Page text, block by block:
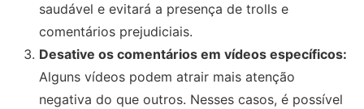
saudável e evitará a presença de trolls e
comentários prejudiciais.
Desative os comentários em vídeos específicos:
Alguns vídeos podem atrair mais atenção
negativa do que outros. Nesses casos, é possível